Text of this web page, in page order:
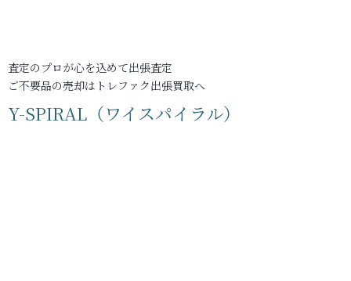
査定のプロが心を込めて出張査定
ご不要品の売却はトレファク出張買取へ
Y-SPIRAL（ワイスパイラル）